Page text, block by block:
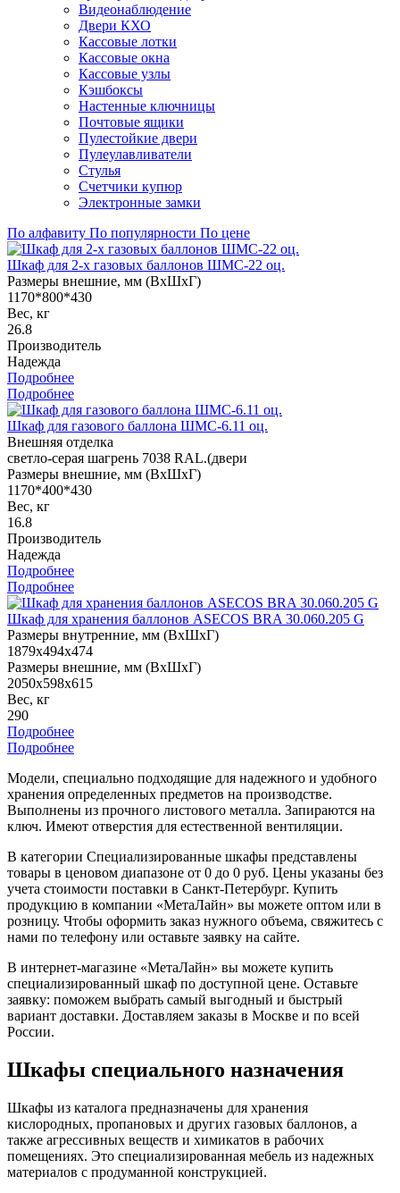
Видеонаблюдение
Двери КХО
Кассовые лотки
Кассовые окна
Кассовые узлы
Кэшбоксы
Настенные ключницы
Почтовые ящики
Пулестойкие двери
Пулеулавливатели
Стулья
Счетчики купюр
Электронные замки
По алфавиту По популярности По цене
Шкаф для 2-х газовых баллонов ШМС-22 оц.
Размеры внешние, мм (ВхШхГ)
1170*800*430
Вес, кг
26.8
Производитель
Надежда
Подробнее
Подробнее
Шкаф для газового баллона ШМС-6.11 оц.
Внешняя отделка
светло-серая шагрень 7038 RAL.(двери
Размеры внешние, мм (ВхШхГ)
1170*400*430
Вес, кг
16.8
Производитель
Надежда
Подробнее
Подробнее
Шкаф для хранения баллонов ASECOS BRA 30.060.205 G
Размеры внутренние, мм (ВхШхГ)
1879x494x474
Размеры внешние, мм (ВхШхГ)
2050x598x615
Вес, кг
290
Подробнее
Подробнее
Модели, специально подходящие для надежного и удобного
хранения определенных предметов на производстве.
Выполнены из прочного листового металла. Запираются на
ключ. Имеют отверстия для естественной вентиляции.
В категории Cпециализированные шкафы представлены
товары в ценовом диапазоне от 0 до 0 руб. Цены указаны без
учета стоимости поставки в Санкт-Петербург. Купить
продукцию в компании «МетаЛайн» вы можете оптом или в
розницу. Чтобы оформить заказ нужного объема, свяжитесь с
нами по телефону или оставьте заявку на сайте.
В интернет-магазине «МетаЛайн» вы можете купить
специализированный шкаф по доступной цене. Оставьте
заявку: поможем выбрать самый выгодный и быстрый
вариант доставки. Доставляем заказы в Москве и по всей
России.
Шкафы специального назначения
Шкафы из каталога предназначены для хранения
кислородных, пропановых и других газовых баллонов, а
также агрессивных веществ и химикатов в рабочих
помещениях. Это специализированная мебель из надежных
материалов с продуманной конструкцией.